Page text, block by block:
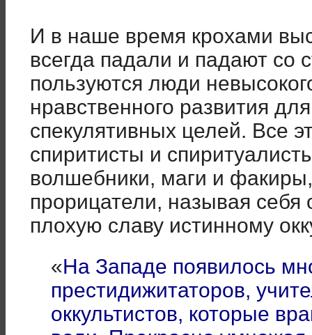
И в наше время крохами
всегда падали и падают со
пользуются люди
нравственного развития
спекулятивных целей. Все
спиритисты и
волшебники, маги и
прорицатели, называя себя
плохую славу истинному
«На Западе появилось
престидижитаторов,
оккультистов, которые